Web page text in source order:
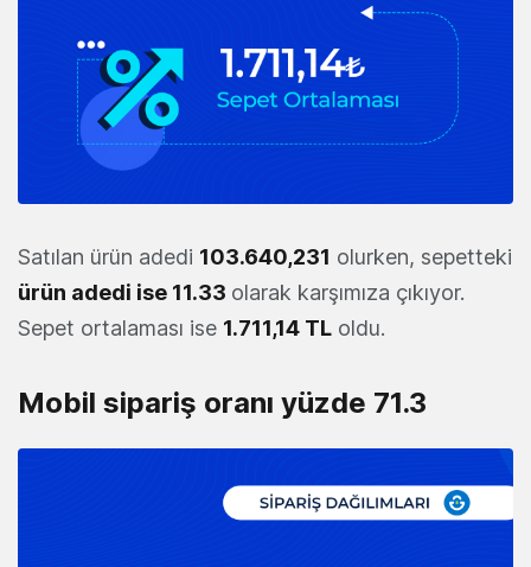
Satılan ürün adedi 103.640,231 olurken, sepetteki
ürün adedi ise 11.33 olarak karşımıza çıkıyor.
Sepet ortalaması ise 1.711,14 TL oldu.
Mobil sipariş oranı yüzde 71.3